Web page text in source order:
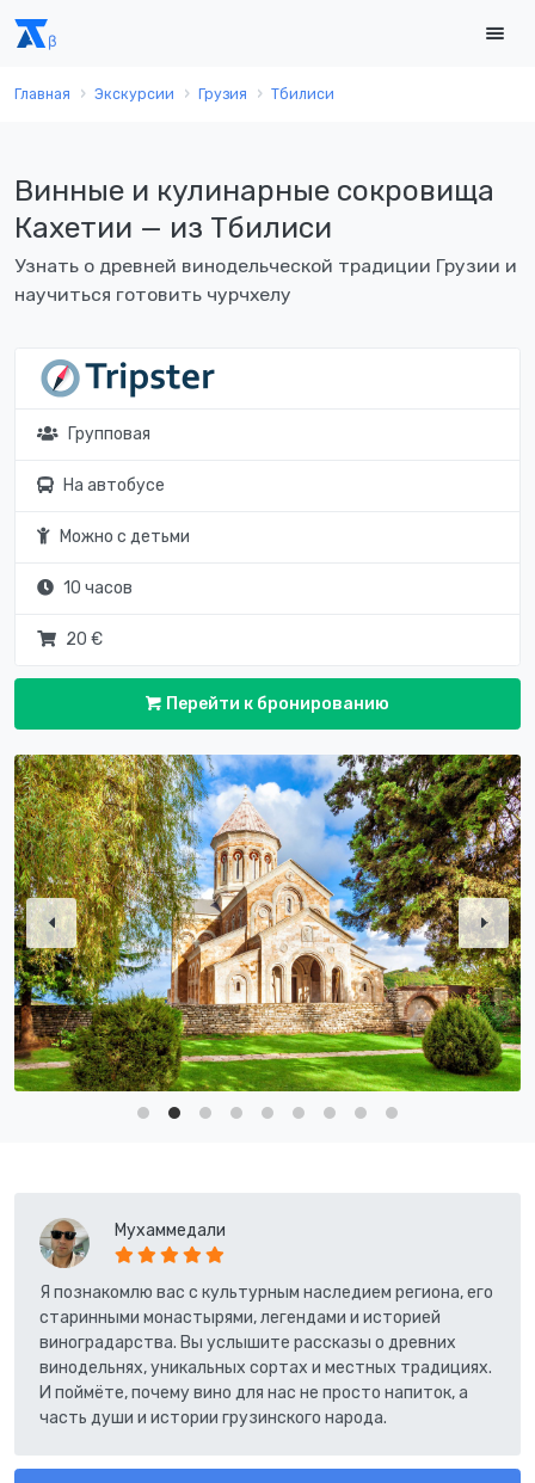
Главная Экскурсии Грузия Тбилиси
Винные и кулинарные сокровища
Кахетии — из Тбилиси
Узнать о древней винодельческой традиции Грузии и
научиться готовить чурчхелу
Групповая
На автобусе
Можно с детьми
10 часов
20 €
Перейти к бронированию
Мухаммедали
Я познакомлю вас с культурным наследием региона, его
старинными монастырями, легендами и историей
виноградарства. Вы услышите рассказы о древних
винодельнях, уникальных сортах и местных традициях.
И поймёте, почему вино для нас не просто напиток, а
часть души и истории грузинского народа.